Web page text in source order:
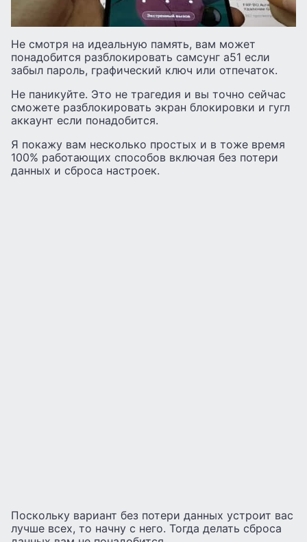
Не смотря на идеальную память, вам может
понадобится разблокировать самсунг а51 если
забыл пароль, графический ключ или отпечаток.
Не паникуйте. Это не трагедия и вы точно сейчас
сможете разблокировать экран блокировки и гугл
аккаунт если понадобится.
Я покажу вам несколько простых и в тоже время
100% работающих способов включая без потери
данных и сброса настроек.
Поскольку вариант без потери данных устроит вас
лучше всех, то начну с него. Тогда делать сброса